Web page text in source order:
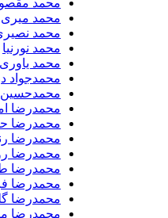
محمد مقصودی
محمد میری
محمد نصیری
محمد نورنیا
محمد یاوری
محمدجواد درجزی
محمدحسین مهدی
محمدرضا امینی
محمدرضا حسنی
محمدرضا رنجبر
محمدرضا روزبه
محمدرضا طاهری
محمدرضا فروتن
محمدرضا گلزار
محمدرضا مقدم